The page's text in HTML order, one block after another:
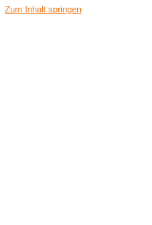
Zum Inhalt springen